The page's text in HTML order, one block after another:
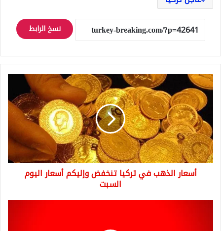
نسخ الرابط
أسعار
الذهب
في
تركيا
تنخفض
وإليكم
أسعار
اليوم
السبت
أسعار الذهب في تركيا تنخفض وإليكم أسعار اليوم
السبت